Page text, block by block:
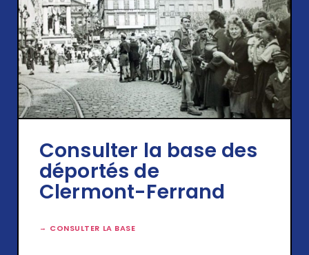
Consulter la base des
déportés de
Clermont-Ferrand
CONSULTER LA BASE